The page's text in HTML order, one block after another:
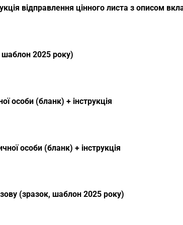
відправлення цінного листа з описом
2025 року)
особи (бланк) + інструкція
особи (бланк) + інструкція
(зразок, шаблон 2025 року)